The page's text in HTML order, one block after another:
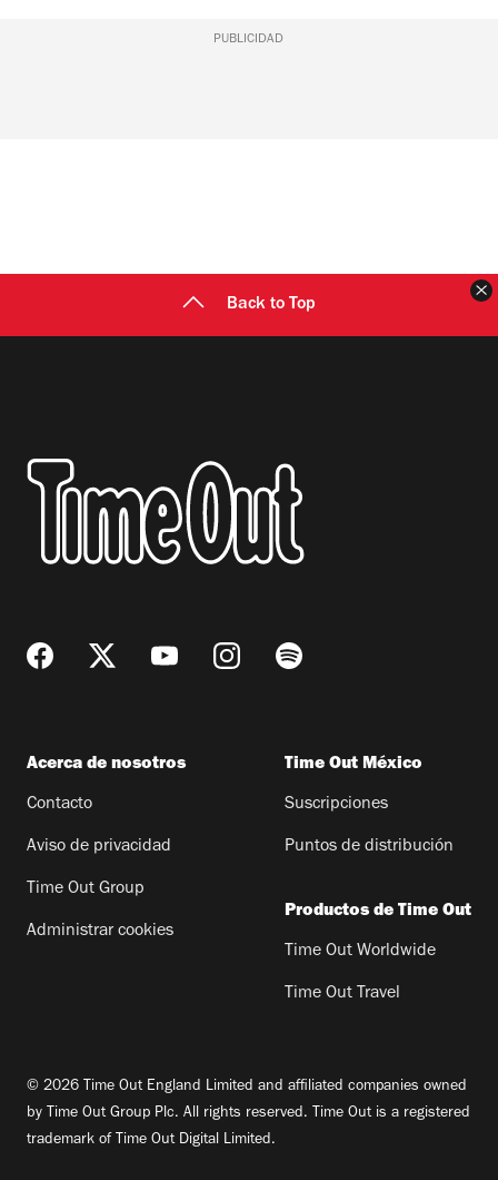
PUBLICIDAD
Back to Top
Acerca de nosotros
Contacto
Aviso de privacidad
Time Out Group
Administrar cookies
Time Out México
Suscripciones
Puntos de distribución
Productos de Time Out
Time Out Worldwide
Time Out Travel
© 2026 Time Out England Limited and affiliated companies owned
by Time Out Group Plc. All rights reserved. Time Out is a registered
trademark of Time Out Digital Limited.